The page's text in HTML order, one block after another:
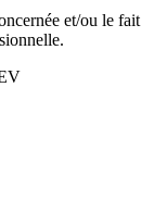
et/ou le fait